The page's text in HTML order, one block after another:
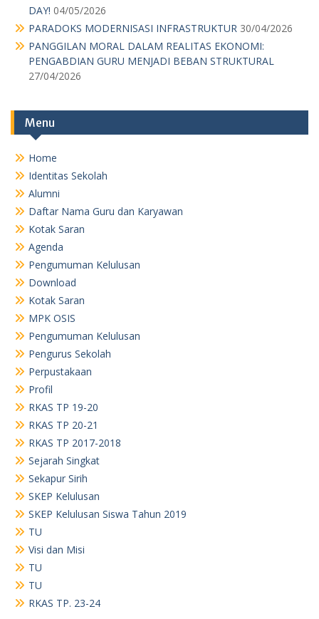
DAY! 04/05/2026
PARADOKS MODERNISASI INFRASTRUKTUR 30/04/2026
PANGGILAN MORAL DALAM REALITAS EKONOMI:
PENGABDIAN GURU MENJADI BEBAN STRUKTURAL
27/04/2026
Menu
Home
Identitas Sekolah
Alumni
Daftar Nama Guru dan Karyawan
Kotak Saran
Agenda
Pengumuman Kelulusan
Download
Kotak Saran
MPK OSIS
Pengumuman Kelulusan
Pengurus Sekolah
Perpustakaan
Profil
RKAS TP 19-20
RKAS TP 20-21
RKAS TP 2017-2018
Sejarah Singkat
Sekapur Sirih
SKEP Kelulusan
SKEP Kelulusan Siswa Tahun 2019
TU
Visi dan Misi
TU
TU
RKAS TP. 23-24